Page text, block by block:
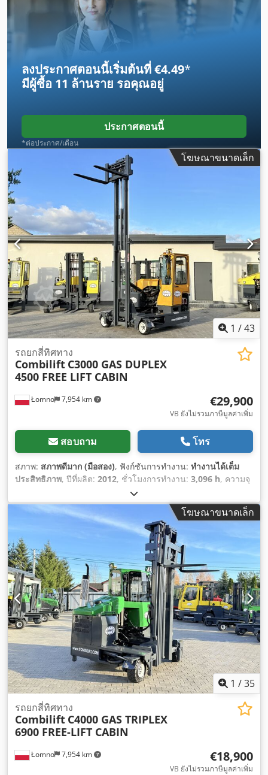
, ประเภทเกียร์:ไฮโดรสแตติก , ความกว้างของเฟรมงา:
1,200
, ความยาวง่าม:1,200 มม , ความกว้างของง่าม:
, ความ
หนาของส้อม: 50 มม, สภาพยาง:
หน้า:ยางตัน (สีดำ) , ขนาดยางหน้า:
, ขนาดยางหลัง:
รวม:7,900 กก., น้ำหนักเปล่า:4,900 กก., ความสูงรวม:
ความยาวทั้งหมด:2,300 มม , ความกว้างทั้งหมด:
ลงประกาศตอนนี้เริ่มต้นที่ €4.49*
มีผู้ซื้อ 11 ล้านราย รอคุณอยู่
ประกาศตอนนี้
*ต่อประกาศ/เดือน
โฆษณาขนาดเล็ก
1 /43
Łomno 7,954 km
รถยกสี่ทิศทาง
Combilift C3000 GAS DUPLEX
4500 FREE LIFT CABIN
€29,900
VB ยังไม่รวมภาษีมูลค่าเพิ่ม
สอบถาม โทร
สภาพ: สภาพดีมาก (มือสอง), ฟังก์ชันการทำงาน: ทำงานได้เต็ม
ประสิทธิภาพ, ปีที่ผลิต: 2012, ชั่วโมงการทำงาน: 3,096 h, ความจุ
, ความสูงยก:
2,150 มม, ศูนย์รับน้ำหนัก:600 มม, ประเภทเชื้อเพลิง:แก๊ส,
ประเภทเสา:ดูเพล็กซ์, ความสูงอาคาร: 2,850 มม, ผู้ผลิตมอเตอร์:
ไฮโดรสแตติก, ความกว้างของเฟรมงา:
มม, ความยาวง่าม: , ความกว้างของง่าม: 120 มม
หนาของส้อม:50 มม 100 เปอร์เซ็นต์
, ประเภทยางล้อ
หน้า:ยางซุปเปอร์ยืดหยุ่น (สีดำ), ขนาดยางหน้า:16 X 7 X 10 1/2,
ประเภทยางหลัง: ยางซุปเปอร์ยืดหยุ่น (สีดำ) , ขนาดยางหลัง:23 X
10 - 12, น้ำหนักรวม:7,900 กก., น้ำหนักเปล่า:4,900 กก., ความ
สูงรวม:2,350 มม, ความยาวทั้งหมด:2,300 มม, ความกว้าง
ทั้งหมด:2,000 มม, สี:สีเหลือง, อุปกรณ์:การเลื่อนข้าง, ขับเคลื่อน
ทุกล้อ, งาสำหรับยกพาเลท, ห้องโดยสาร, เครื่องหมาย CE, ไฟส่อง
สว่าง,
โฆษณาขนาดเล็ก
1 /35
Łomno 7,954 km
รถยกสี่ทิศทาง
Combilift C4000 GAS TRIPLEX
6900 FREE-LIFT CABIN
€18,900
VB ยังไม่รวมภาษีมูลค่าเพิ่ม